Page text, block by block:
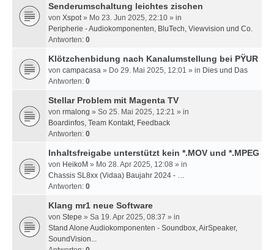
Senderumschaltung leichtes zischen
von Xspot» Mo 23. Jun 2025, 22:10 » in
Peripherie - Audiokomponenten, BluTech, Viewvision und Co.
Antworten: 0
Klötzchenbidung nach Kanalumstellung bei PŸUR
von campacasa » Do 29. Mai 2025, 12:01 » in Dies und Das
Antworten: 0
Stellar Problem mit Magenta TV
von rmalong » So 25. Mai 2025, 12:21 » in
Boardinfos, Team Kontakt, Feedback
Antworten: 0
Inhaltsfreigabe unterstützt kein *.MOV und *.MPEG
von HeikoM » Mo 28. Apr 2025, 12:08 » in
Chassis SL8xx (Vidaa) Baujahr 2024 - …
Antworten: 0
Klang mr1 neue Software
von Stepe » Sa 19. Apr 2025, 08:37 » in
Stand Alone Audiokomponenten - Soundbox, AirSpeaker,
SoundVision...